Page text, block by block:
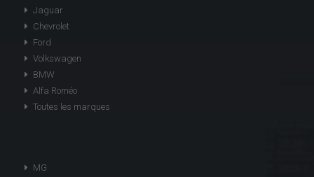
Jaguar
Chevrolet
Ford
Volkswagen
BMW
Alfa Roméo
Toutes les marques
MG